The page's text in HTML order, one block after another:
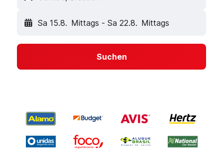
Sa 15.8. Mittags - Sa 22.8. Mittags
Suchen